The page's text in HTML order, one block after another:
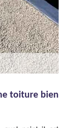
toiture bien